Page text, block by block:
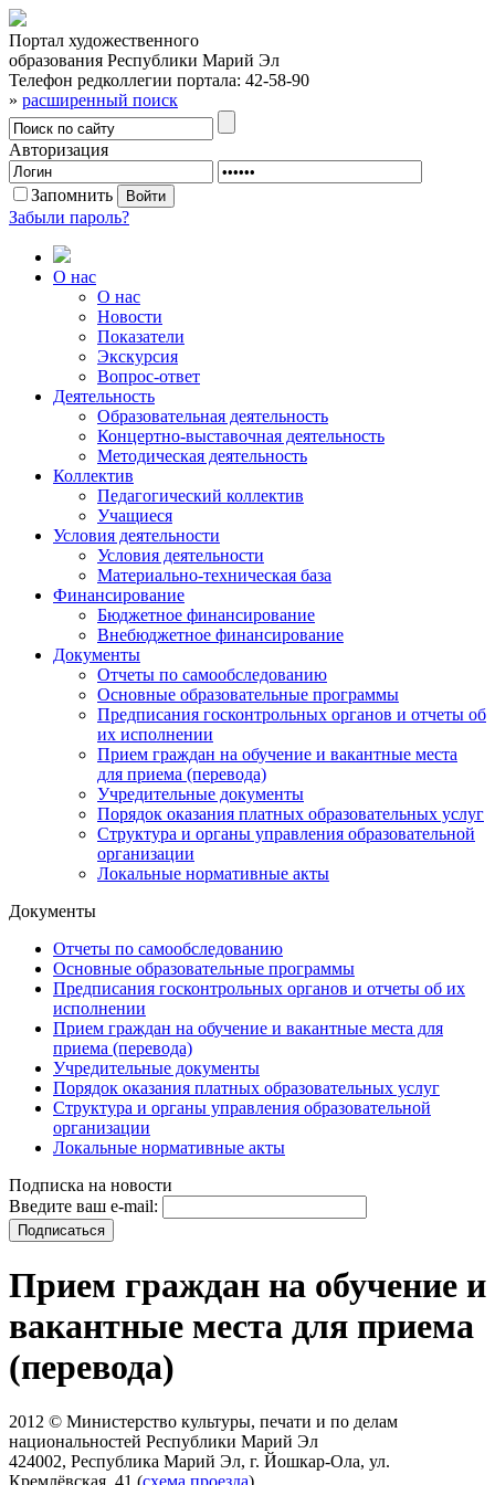
Портал художественного
образования Республики Марий Эл
Телефон редколлегии портала: 42-58-90
» расширенный поиск
Авторизация
Запомнить
Забыли пароль?
О нас
О нас
Новости
Показатели
Экскурсия
Вопрос-ответ
Деятельность
Образовательная деятельность
Концертно-выставочная деятельность
Методическая деятельность
Коллектив
Педагогический коллектив
Учащиеся
Условия деятельности
Условия деятельности
Материально-техническая база
Финансирование
Бюджетное финансирование
Внебюджетное финансирование
Документы
Отчеты по самообследованию
Основные образовательные программы
Предписания госконтрольных органов и отчеты об
их исполнении
Прием граждан на обучение и вакантные места
для приема (перевода)
Учредительные документы
Порядок оказания платных образовательных услуг
Структура и органы управления образовательной
организации
Локальные нормативные акты
Документы
Отчеты по самообследованию
Основные образовательные программы
Предписания госконтрольных органов и отчеты об их
исполнении
Прием граждан на обучение и вакантные места для
приема (перевода)
Учредительные документы
Порядок оказания платных образовательных услуг
Структура и органы управления образовательной
организации
Локальные нормативные акты
Подписка на новости
Введите ваш e-mail:
Прием граждан на обучение и
вакантные места для приема
(перевода)
2012 © Министерство культуры, печати и по делам
национальностей Республики Марий Эл
424002, Республика Марий Эл, г. Йошкар-Ола, ул.
Кремлёвская, 41 (схема проезда)